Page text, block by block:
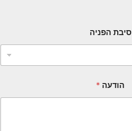
סיבת הפניה
הודעה *